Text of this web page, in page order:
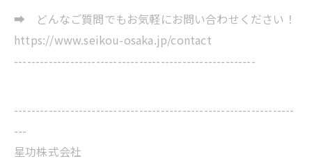
➡ どんなご質問でもお気軽にお問い合わせください！
https://www.seikou-osaka.jp/contact
--------------------------------------------------------
-----------------------------------------------------------------
---
星功株式会社